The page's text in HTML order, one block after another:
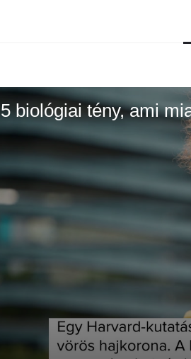
5 biológiai tény, ami